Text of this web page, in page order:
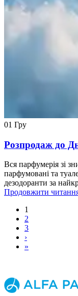
01 Гру
Розпродаж до
Вся парфумерія зі
парфумовані та
дезодоранти за
Продовжити
1
2
3
›
»